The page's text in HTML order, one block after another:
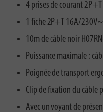
4 prises de courant
1 fiche 2P+T 16A/230V~
10m de câble noir
Puissance maximale :
Poignée de transport
Clip de fixation du câble
Avec un voyant de